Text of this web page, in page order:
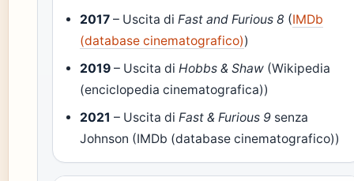
2017 – Uscita di Fast and Furious 8 (IMDb
(database cinematografico))
2019 – Uscita di Hobbs & Shaw (Wikipedia
(enciclopedia cinematografica))
2021 – Uscita di Fast & Furious 9 senza
Johnson (IMDb (database cinematografico))